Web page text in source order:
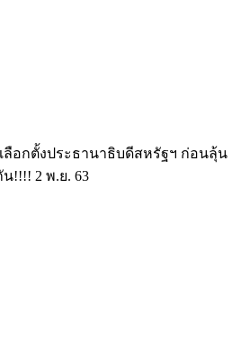
ลือกตั้งประธานาธิบดีสหรัฐฯ ก่อนลุ้น
!!!! 2 พ.ย. 63